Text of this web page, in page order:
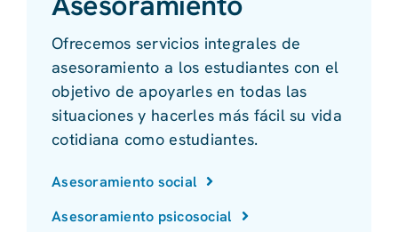
Ofrecemos servicios integrales de
asesoramiento a los estudiantes con el
objetivo de apoyarles en todas las
situaciones y hacerles más fácil su vida
cotidiana como estudiantes.
Asesoramiento social
Asesoramiento psicosocial